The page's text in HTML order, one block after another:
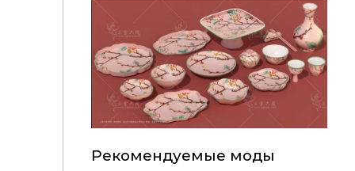
Рекомендуемые моды